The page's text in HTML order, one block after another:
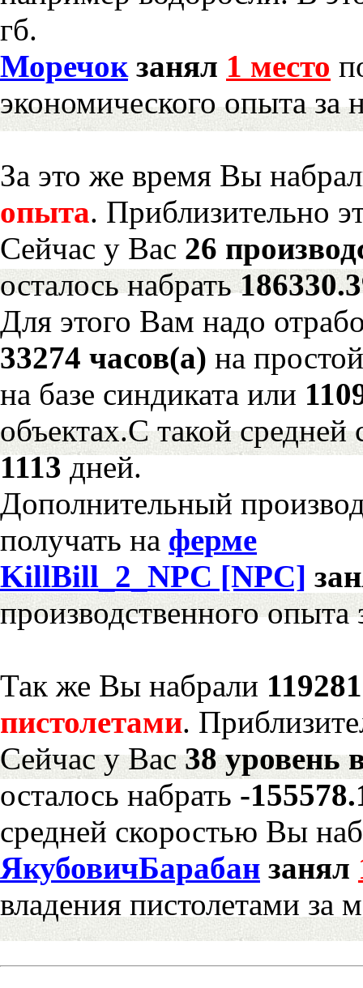
гб.
Моречокзанял 1 место
экономического опыта за
За это же время Вы
опыта. Приблизительно
Сейчас у Вас 26
осталось набрать
Для этого Вам надо
33274 часов(а) на
на базе синдиката или
объектах.С такой средней
1113дней.
Дополнительный
получать на ферме
KillBill_2_NPC [NPC]
производственного опыта
Так же Вы набрали
пистолетами.
Сейчас у Вас38 уровень
осталось набрать -
средней скоростью Вы
ЯкубовичБарабан занял
владения пистолетами за